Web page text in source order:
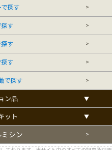
探す
す
す
す
で探す
ン品
ット
シン